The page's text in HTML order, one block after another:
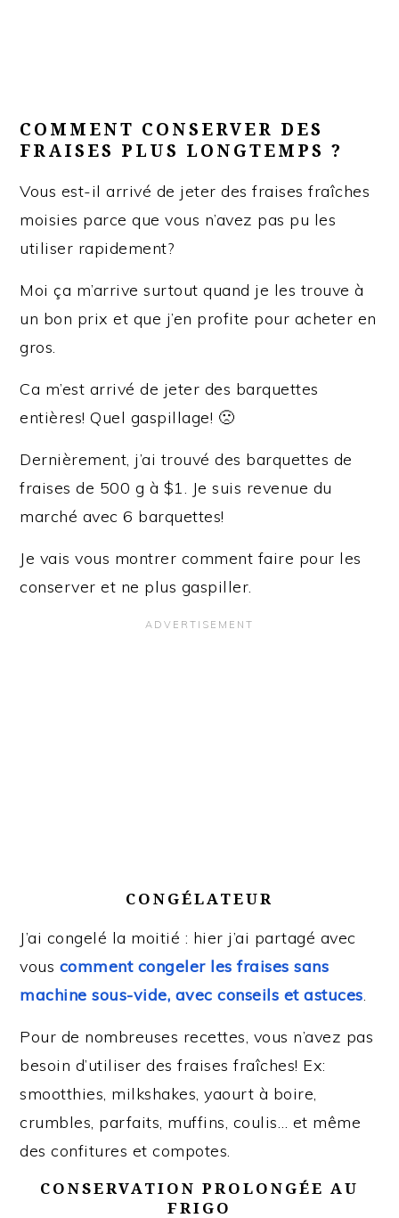
COMMENT CONSERVER DES
FRAISES PLUS LONGTEMPS ?
Vous est-il arrivé de jeter des fraises fraîches
moisies parce que vous n’avez pas pu les
utiliser rapidement?
Moi ça m’arrive surtout quand je les trouve à
un bon prix et que j’en profite pour acheter en
gros.
Ca m’est arrivé de jeter des barquettes
entières! Quel gaspillage! 🙁
Dernièrement, j’ai trouvé des barquettes de
fraises de 500 g à $1. Je suis revenue du
marché avec 6 barquettes!
Je vais vous montrer comment faire pour les
conserver et ne plus gaspiller.
CONGÉLATEUR
J’ai congelé la moitié : hier j’ai partagé avec
vous comment congeler les fraises sans
machine sous-vide, avec conseils et astuces.
Pour de nombreuses recettes, vous n’avez pas
besoin d’utiliser des fraises fraîches! Ex:
smootthies, milkshakes, yaourt à boire,
crumbles, parfaits, muffins, coulis… et même
des confitures et compotes.
CONSERVATION PROLONGÉE AU
FRIGO